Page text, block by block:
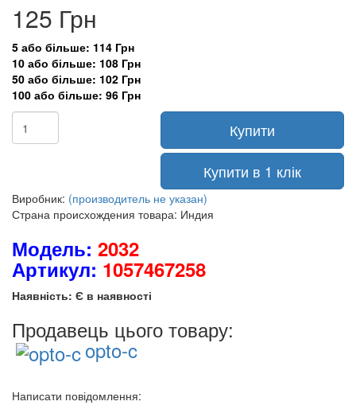
125 Грн
5 або більше: 114 Грн
10 або більше: 108 Грн
50 або більше: 102 Грн
100 або більше: 96 Грн
Купити
Купити в 1 клік
Виробник: (производитель не указан)
Страна происхождения товара: Индия
Модель: 2032
Артикул: 1057467258
Наявність: Є в наявності
Продавець цього товару:
opto-c
Написати повідомлення: